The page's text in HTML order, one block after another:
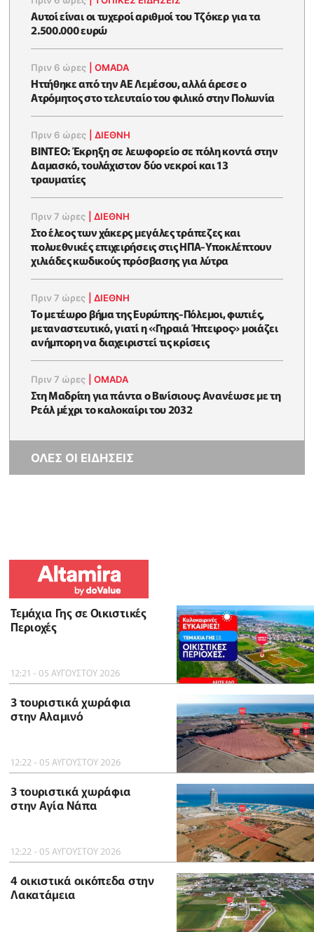
Αυτοί είναι οι τυχεροί αριθμοί του Τζόκερ για τα
2.500.000 ευρώ
Πριν 6 ώρες |OMADA
Ηττήθηκε από την ΑΕ Λεμέσου, αλλά άρεσε ο
Ατρόμητος στο τελευταίο του φιλικό στην Πολωνία
Πριν 6 ώρες |ΔΙΕΘΝΗ
ΒΙΝΤΕΟ: Έκρηξη σε λεωφορείο σε πόλη κοντά στην
Δαμασκό, τουλάχιστον δύο νεκροί και 13
τραυματίες
Πριν 7 ώρες |ΔΙΕΘΝΗ
Στο έλεος των χάκερς μεγάλες τράπεζες και
πολυεθνικές επιχειρήσεις στις ΗΠΑ-Υποκλέπτουν
χιλιάδες κωδικούς πρόσβασης για λύτρα
Πριν 7 ώρες |ΔΙΕΘΝΗ
Το μετέωρο βήμα της Ευρώπης-Πόλεμοι, φωτιές,
μεταναστευτικό, γιατί η «Γηραιά Ήπειρος» μοιάζει
ανήμπορη να διαχειριστεί τις κρίσεις
Πριν 7 ώρες |OMADA
Στη Μαδρίτη για πάντα ο Βινίσιους: Ανανέωσε με τη
Ρεάλ μέχρι το καλοκαίρι του 2032
ΟΛΕΣ ΟΙ ΕΙΔΗΣΕΙΣ
Τεμάχια Γης σε Οικιστικές
Περιοχές
12:21 - 05 ΑΥΓΟΥΣΤΟΥ 2026
3 τουριστικά χωράφια
στην Αλαμινό
12:22 - 05 ΑΥΓΟΥΣΤΟΥ 2026
3 τουριστικά χωράφια
στην Αγία Νάπα
12:22 - 05 ΑΥΓΟΥΣΤΟΥ 2026
4 οικιστικά οικόπεδα στην
Λακατάμεια